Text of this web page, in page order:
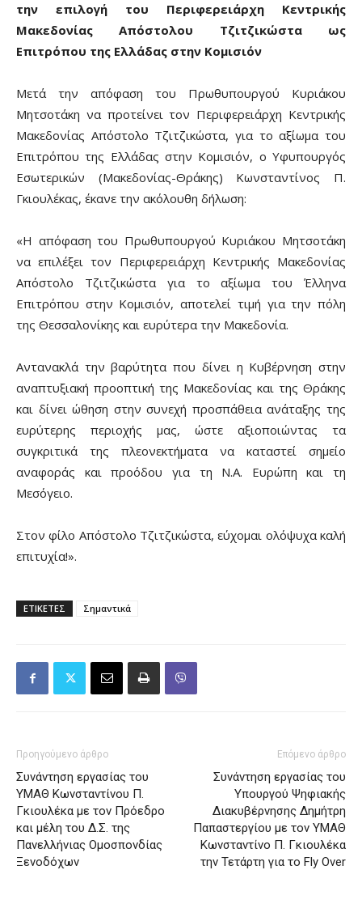
την επιλογή του Περιφερειάρχη Κεντρικής
Μακεδονίας Απόστολου Τζιτζικώστα ως
Επιτρόπου της Ελλάδας στην Κομισιόν
Μετά την απόφαση του Πρωθυπουργού Κυριάκου
Μητσοτάκη να προτείνει τον Περιφερειάρχη Κεντρικής
Μακεδονίας Απόστολο Τζιτζικώστα, για το αξίωμα του
Επιτρόπου της Ελλάδας στην Κομισιόν, ο Υφυπουργός
Εσωτερικών (Μακεδονίας-Θράκης) Κωνσταντίνος Π.
Γκιουλέκας, έκανε την ακόλουθη δήλωση:
«Η απόφαση του Πρωθυπουργού Κυριάκου Μητσοτάκη
να επιλέξει τον Περιφερειάρχη Κεντρικής Μακεδονίας
Απόστολο Τζιτζικώστα για το αξίωμα του Έλληνα
Επιτρόπου στην Κομισιόν, αποτελεί τιμή για την πόλη
της Θεσσαλονίκης και ευρύτερα την Μακεδονία.
Αντανακλά την βαρύτητα που δίνει η Κυβέρνηση στην
αναπτυξιακή προοπτική της Μακεδονίας και της Θράκης
και δίνει ώθηση στην συνεχή προσπάθεια ανάταξης της
ευρύτερης περιοχής μας, ώστε αξιοποιώντας τα
συγκριτικά της πλεονεκτήματα να καταστεί σημείο
αναφοράς και προόδου για τη Ν.Α. Ευρώπη και τη
Μεσόγειο.
Στον φίλο Απόστολο Τζιτζικώστα, εύχομαι ολόψυχα καλή
επιτυχία!».
ΕΤΙΚΕΤΕΣ Σημαντικά
Προηγούμενο άρθρο
Συνάντηση εργασίας του
ΥΜΑΘ Κωνσταντίνου Π.
Γκιουλέκα με τον Πρόεδρο
και μέλη του Δ.Σ. της
Πανελλήνιας Ομοσπονδίας
Ξενοδόχων
Επόμενο άρθρο
Συνάντηση εργασίας του
Yπουργού Ψηφιακής
Διακυβέρνησης Δημήτρη
Παπαστεργίου με τον ΥΜΑΘ
Κωνσταντίνο Π. Γκιουλέκα
την Τετάρτη για το Fly Over